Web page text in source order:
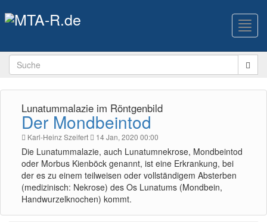
Lunatummalazie im Röntgenbild
Der Mondbeintod
Karl-Heinz Szeifert 14 Jan, 2020 00:00
Die Lunatummalazie, auch Lunatumnekrose, Mondbeintod
oder Morbus Kienböck genannt, ist eine Erkrankung, bei
der es zu einem teilweisen oder vollständigem Absterben
(medizinisch: Nekrose) des Os Lunatums (Mondbein,
Handwurzelknochen) kommt.